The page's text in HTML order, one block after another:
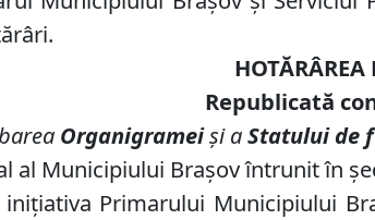
Republicată
Organigrameişi aStatului de
al Municipiului Braşov întrunit în
iniţiativa Primarului Municipiului